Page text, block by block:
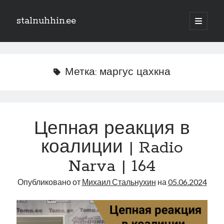
stalnuhhin.ee
отрыть
Боковая
В мире
Интеграция
Интервью
Нарва и северо-восток
Образование
Парламент и правительство
Метка: маргус цахкна
Цепная реакция в
коалиции | Radio
Narva | 164
Опубликовано от Михаил Стальнухин на 05.06.2024